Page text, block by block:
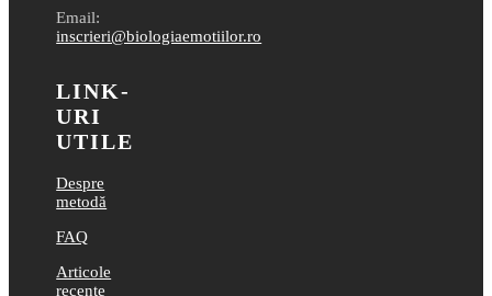
Email:
inscrieri@biologiaemotiilor.ro
LINK-
URI
UTILE
Despre
metodă
FAQ
Articole
recente